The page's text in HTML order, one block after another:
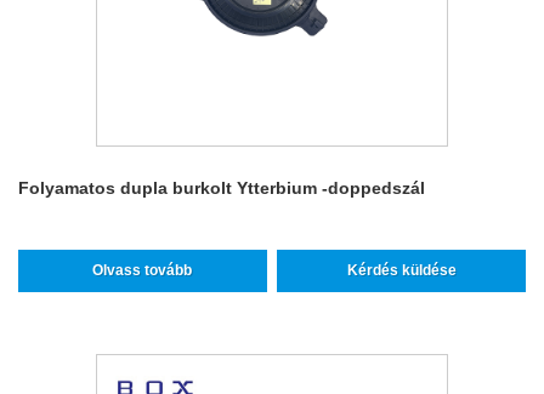
Folyamatos dupla burkolt Ytterbium -doppedszál
Olvass tovább Kérdés küldése